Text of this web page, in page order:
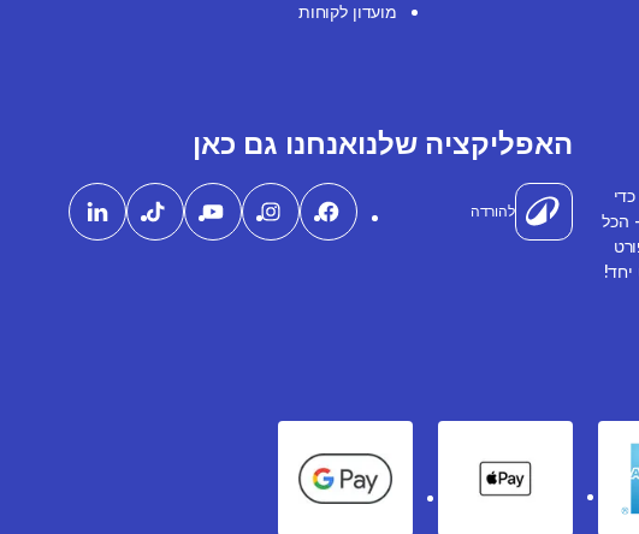
מועדון לקוחות
הכל
האפליקציה שלנו
להורדה
אנחנו גם כאן
American
Apple Pay
Google Pay